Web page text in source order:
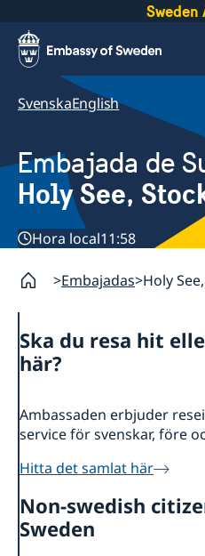
Sweden
SvenskaEnglish
Embajada de
Holy See,
Hora local11:58
Embajadas Holy
Ska du resa hit
här?
Ambassaden erbjuder
service för svenskar, före
Hitta det samlat här
Non-swedish
Sweden